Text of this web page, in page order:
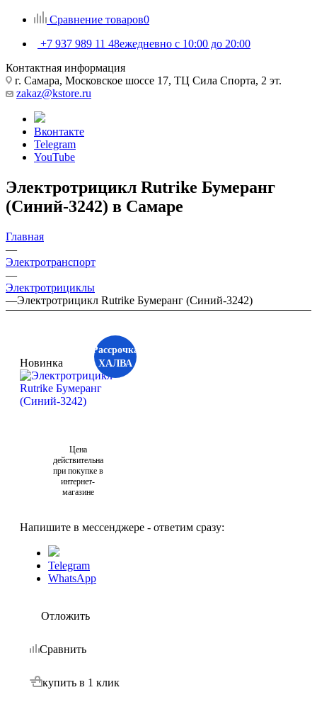
Сравнение товаров0
+7 937 989 11 48ежедневно с 10:00 до 20:00
Контактная информация
г. Самара, Московское шоссе 17, ТЦ Сила Спорта, 2 эт.
zakaz@kstore.ru
Вконтакте
Telegram
YouTube
Электротрицикл Rutrike Бумеранг
(Синий-3242) в Самаре
Главная
—
Электротранспорт
—
Электротрициклы
—Электротрицикл Rutrike Бумеранг (Синий-3242)
Рассрочка
ХАЛВА
Новинка
Цена
действительна
при покупке в
интернет-
магазине
Напишите в мессенджере - ответим сразу:
Telegram
WhatsApp
Отложить
Сравнить
купить в 1 клик